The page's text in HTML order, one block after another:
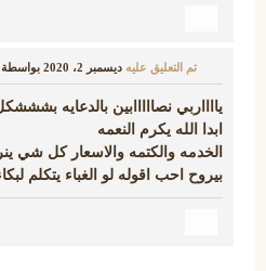
تم التعليق عليه ديسمبر 2، 2020 بواسطة
يااااربي نصااااابين بالدعايه
ابدا الله يكرم النعمه
الخدمه والكتمه والاسعار كل شي
بيروح احب اقوله لو الغباء يتكلم